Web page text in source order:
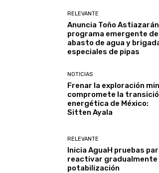
RELEVANTE
Anuncia Toño Astiazarán
programa emergente de
abasto de agua y
especiales de pipas
NOTICIAS
Frenar la exploración
compromete la
energética de México:
Sitten Ayala
RELEVANTE
Inicia AguaH pruebas
reactivar gradualmente
potabilización